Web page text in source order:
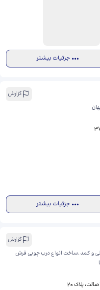
جزئیات بیشتر
گزارش
جزئیات بیشتر
گزارش
و کمد .ساخت انواع درب چوبی فرش
​پلاک ۲۰